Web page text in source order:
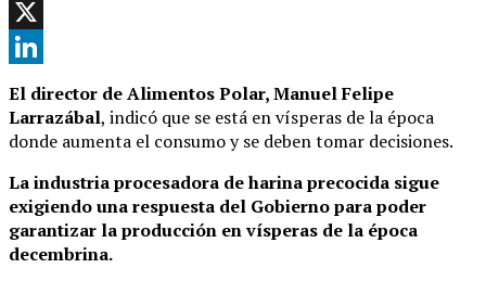
Telegram
X
El director de Alimentos Polar, Manuel Felipe
Larrazábal, indicó que se está en vísperas de la época
donde aumenta el consumo y se deben tomar decisiones.
La industria procesadora de harina precocida sigue
exigiendo una respuesta del Gobierno para poder
garantizar la producción en vísperas de la época
decembrina.